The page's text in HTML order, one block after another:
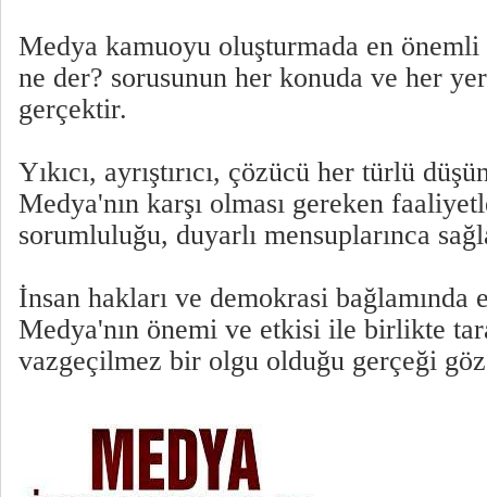
Medya kamuoyu oluşturmada en
ne der? sorusunun her konuda ve her
gerçektir.
Yıkıcı, ayrıştırıcı, çözücü her türlü
Medya'nın karşı olması gereken
sorumluluğu, duyarlı mensuplarınca
İnsan hakları ve demokrasi bağlamında
Medya'nın önemi ve etkisi ile birlikte
vazgeçilmez bir olgu olduğu gerçeği